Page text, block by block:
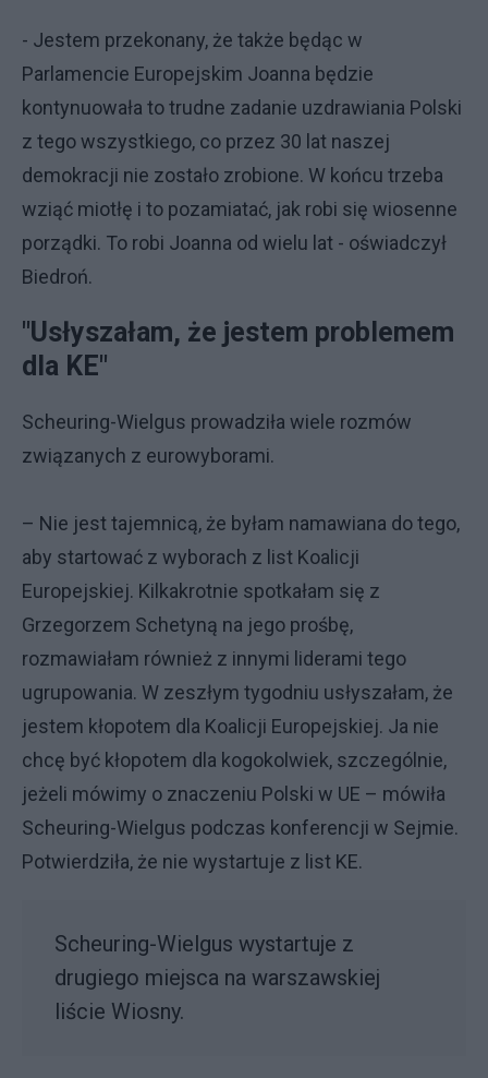
- Jestem przekonany, że także będąc w
Parlamencie Europejskim Joanna będzie
kontynuowała to trudne zadanie uzdrawiania Polski
z tego wszystkiego, co przez 30 lat naszej
demokracji nie zostało zrobione. W końcu trzeba
wziąć miotłę i to pozamiatać, jak robi się wiosenne
porządki. To robi Joanna od wielu lat - oświadczył
Biedroń.
"Usłyszałam, że jestem problemem
dla KE"
Scheuring-Wielgus prowadziła wiele rozmów
związanych z eurowyborami.
– Nie jest tajemnicą, że byłam namawiana do tego,
aby startować z wyborach z list Koalicji
Europejskiej. Kilkakrotnie spotkałam się z
Grzegorzem Schetyną na jego prośbę,
rozmawiałam również z innymi liderami tego
ugrupowania. W zeszłym tygodniu usłyszałam, że
jestem kłopotem dla Koalicji Europejskiej. Ja nie
chcę być kłopotem dla kogokolwiek, szczególnie,
jeżeli mówimy o znaczeniu Polski w UE – mówiła
Scheuring-Wielgus podczas konferencji w Sejmie.
Potwierdziła, że nie wystartuje z list KE.
Scheuring-Wielgus wystartuje z
drugiego miejsca na warszawskiej
liście Wiosny.